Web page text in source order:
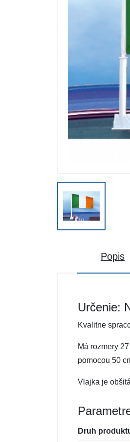
Popis
Určenie:
Kvalitne
Má rozmery
pomocou 50
Vlajka je
Druh